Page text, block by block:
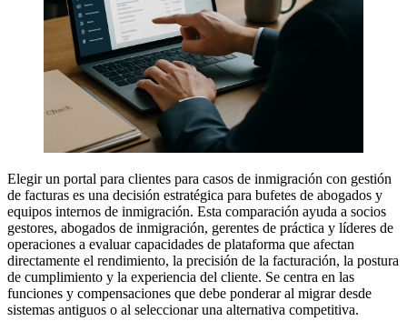
Elegir un portal para clientes para casos de inmigración con gestión
de facturas es una decisión estratégica para bufetes de abogados y
equipos internos de inmigración. Esta comparación ayuda a socios
gestores, abogados de inmigración, gerentes de práctica y líderes de
operaciones a evaluar capacidades de plataforma que afectan
directamente el rendimiento, la precisión de la facturación, la postura
de cumplimiento y la experiencia del cliente. Se centra en las
funciones y compensaciones que debe ponderar al migrar desde
sistemas antiguos o al seleccionar una alternativa competitiva.